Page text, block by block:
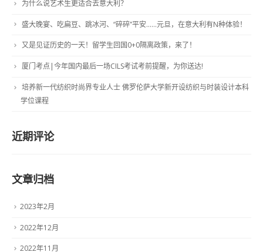
为什么说艺术生更适合去意大利？
盛大晚宴、吃扁豆、跳冰河、“碎碎”平安……元旦，在意大利有N种体验！
又是见证历史的一天！留学生回国0+0隔离政策，来了！
厦门考点|今年国内最后一场CILS考试考前提醒，为你送达!
培养新一代纺织时尚界专业人士 佛罗伦萨大学新开设纺织与时装设计本科
学位课程
近期评论
文章归档
2023年2月
2022年12月
2022年11月